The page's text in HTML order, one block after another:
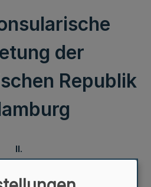
der
Republik
II.
Republik in Hamburg